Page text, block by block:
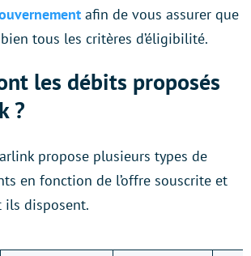
afin de vous assurer que
tous les critères d’éligibilité.
les débits proposés
?
propose plusieurs types de
en fonction de l’offre souscrite et
disposent.